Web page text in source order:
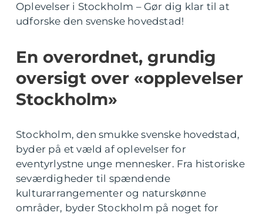
Oplevelser i Stockholm – Gør dig klar til at
udforske den svenske hovedstad!
En overordnet, grundig
oversigt over «opplevelser
Stockholm»
Stockholm, den smukke svenske hovedstad,
byder på et væld af oplevelser for
eventyrlystne unge mennesker. Fra historiske
seværdigheder til spændende
kulturarrangementer og naturskønne
områder, byder Stockholm på noget for